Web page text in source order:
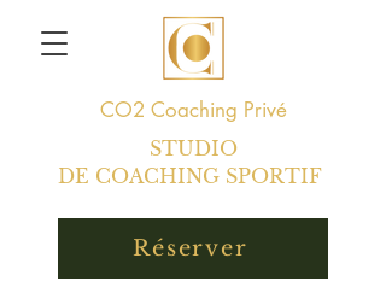
CO2 Coaching Privé
STUDIO
DE COACHING SPORTIF
Réserver